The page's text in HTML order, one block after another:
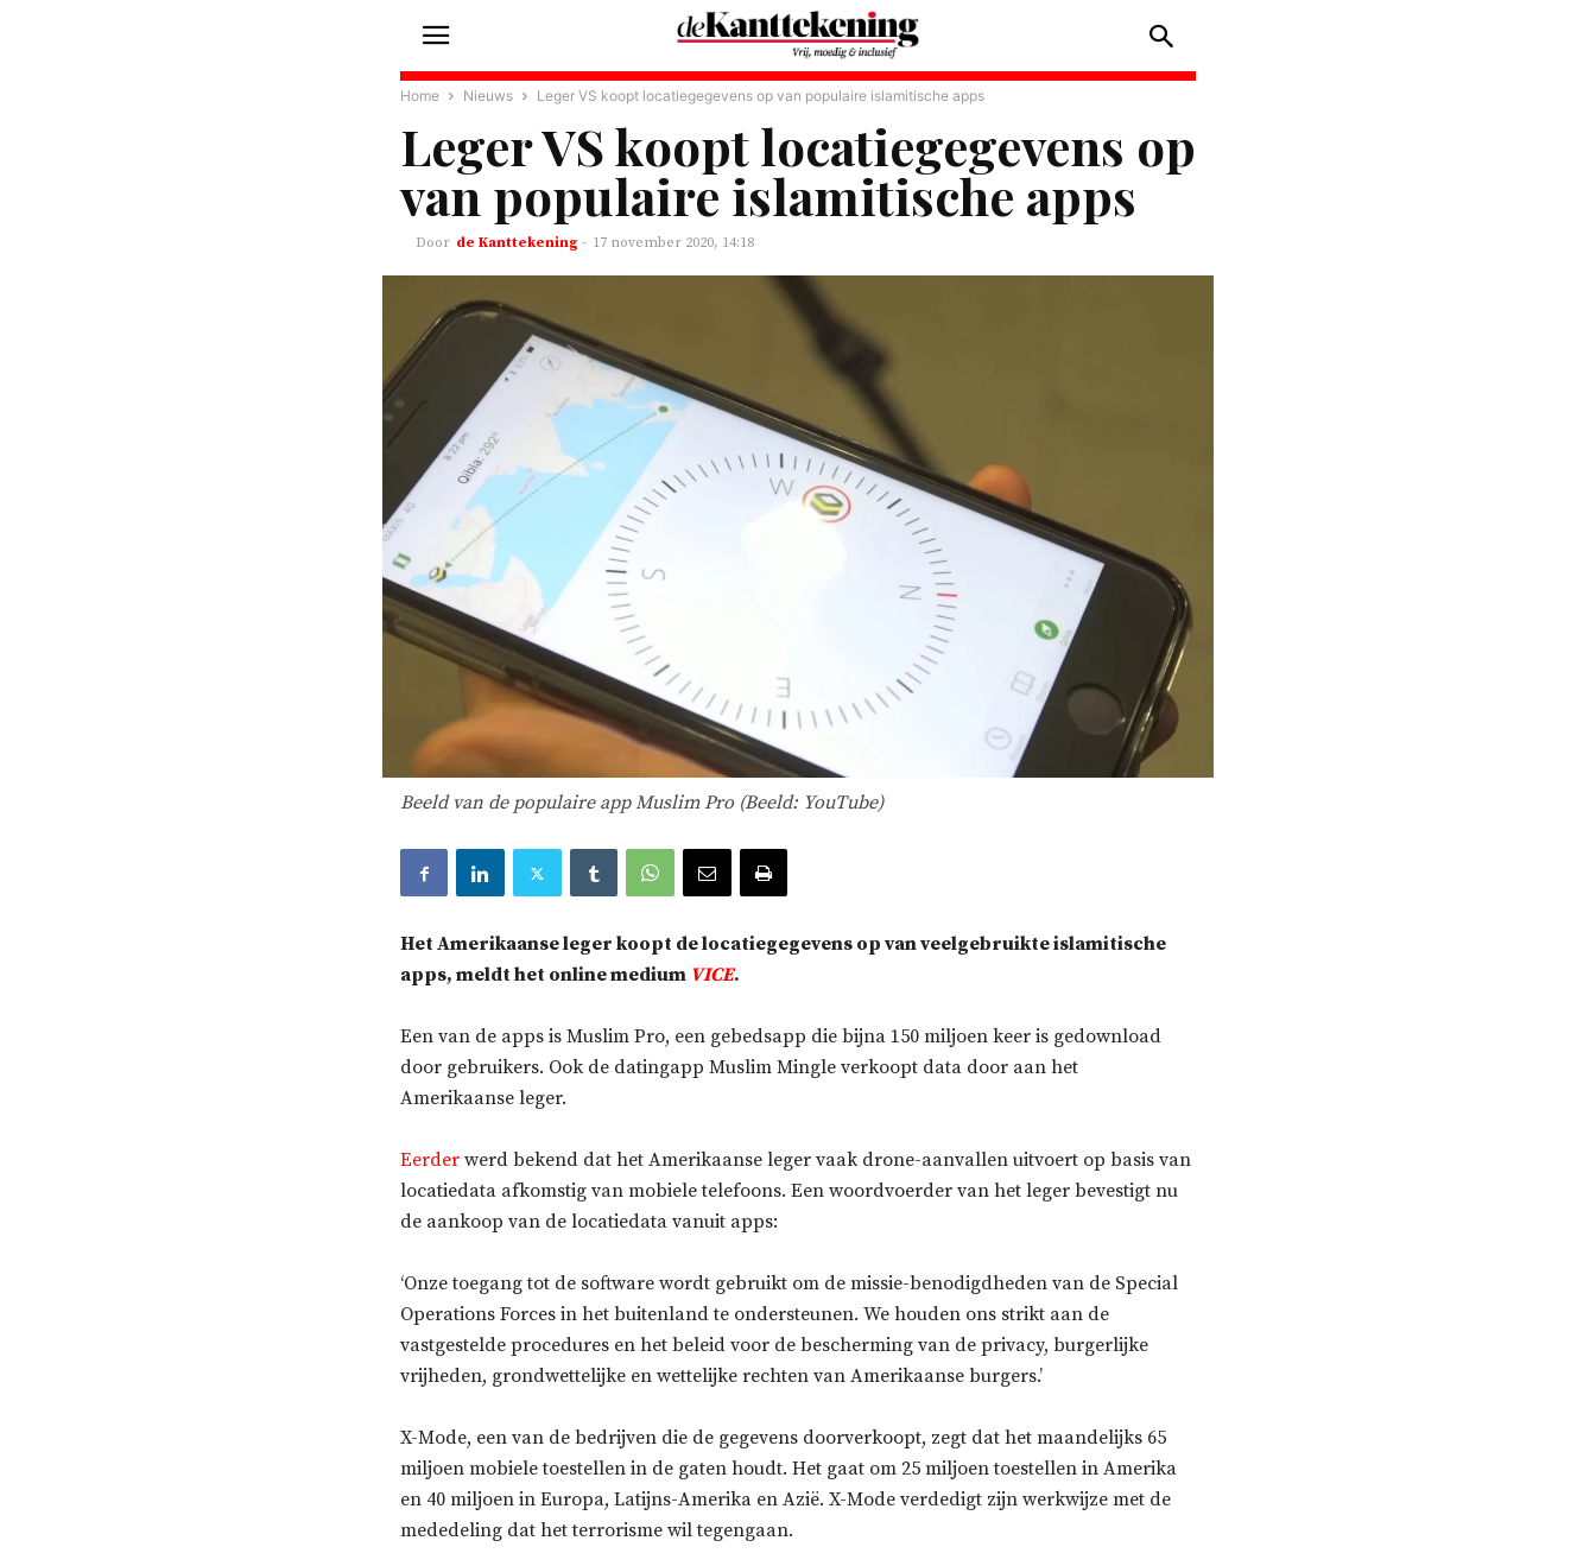
Home Nieuws Leger VS koopt locatiegegevens op van populaire islamitische apps
Leger VS koopt locatiegegevens op
van populaire islamitische apps
de Kanttekening - 17 november 2020, 14:18
Beeld van de populaire app Muslim Pro (Beeld: YouTube)
Het Amerikaanse leger koopt de locatiegegevens op van veelgebruikte islamitische
apps, meldt het online medium VICE.
Een van de apps is Muslim Pro, een gebedsapp die bijna 150 miljoen keer is gedownload
door gebruikers. Ook de datingapp Muslim Mingle verkoopt data door aan het
Amerikaanse leger.
Eerder werd bekend dat het Amerikaanse leger vaak drone-aanvallen uitvoert op basis van
locatiedata afkomstig van mobiele telefoons. Een woordvoerder van het leger bevestigt nu
de aankoop van de locatiedata vanuit apps:
‘Onze toegang tot de software wordt gebruikt om de missie-benodigdheden van de Special
Operations Forces in het buitenland te ondersteunen. We houden ons strikt aan de
vastgestelde procedures en het beleid voor de bescherming van de privacy, burgerlijke
vrijheden, grondwettelijke en wettelijke rechten van Amerikaanse burgers.’
X-Mode, een van de bedrijven die de gegevens doorverkoopt, zegt dat het maandelijks 65
miljoen mobiele toestellen in de gaten houdt. Het gaat om 25 miljoen toestellen in Amerika
en 40 miljoen in Europa, Latijns-Amerika en Azië. X-Mode verdedigt zijn werkwijze met de
mededeling dat het terrorisme wil tegengaan.